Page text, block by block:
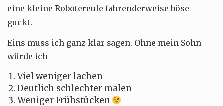
eine kleine Robotereule fahrenderweise böse
guckt.
Eins muss ich ganz klar sagen. Ohne mein Sohn
würde ich
Viel weniger lachen
Deutlich schlechter malen
Weniger Frühstücken